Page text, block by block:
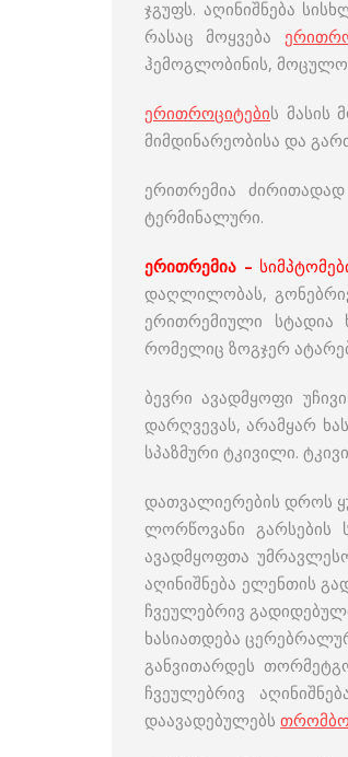
ჯგუფს. აღინიშნება
რასაც მოყვება
ჰემოგლობინის,
ერითროციტების მასის
მიმდინარეობისა და
ერითრემია
ტერმინალური.
ერითრემია –
დაღლილობას, გონებრივ
ერითრემიული სტადია
რომელიც ზოგჯერ
ბევრი ავადმყოფი
დარღვევას, არამყარ
სპაზმური ტკივილი.
დათვალიერების დროს
ლორწოვანი გარსების
ავადმყოფთა
აღინიშნება ელენთის
ჩვეულებრივ
ხასიათდება
განვითარდეს
ჩვეულებრივ
დაავადებულებს